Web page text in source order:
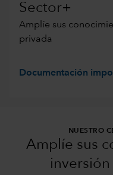
Sector+
Amplíe sus
privada
Documentación
NUESTRO
Amplíe sus